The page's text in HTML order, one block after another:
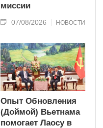
миссии
07/08/2026 НОВОСТИ
Опыт Обновления
(Доймой) Вьетнама
помогает Лаосу в